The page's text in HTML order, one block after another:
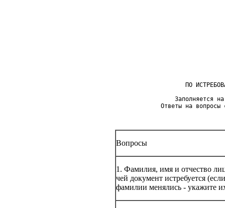
ПО
Заполняется
Ответы на вопросы
Вопросы
1. Фамилия, имя и отчество
чей документ истребуется (если
фамилии менялись - укажите